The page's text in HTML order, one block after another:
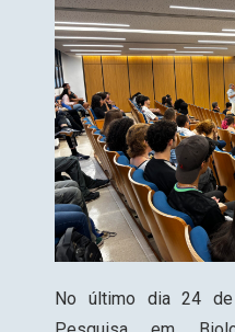
No último dia 24